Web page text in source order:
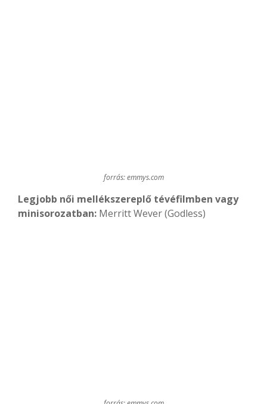
forrás: emmys.com
Legjobb női mellékszereplő tévéfilmben vagy
minisorozatban: Merritt Wever (Godless)